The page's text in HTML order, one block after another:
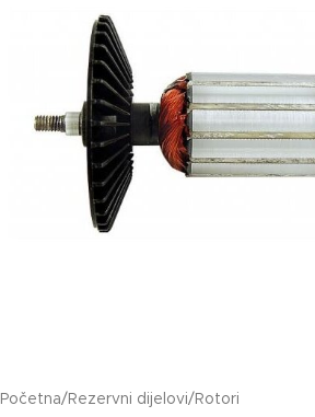
Početna/ Rezervni dijelovi/ Rotori